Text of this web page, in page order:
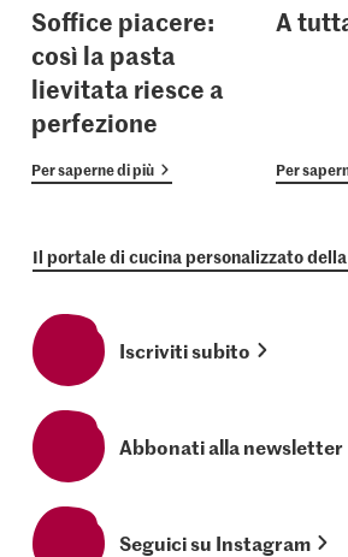
Soffice piacere:
così la pasta
lievitata riesce a
perfezione
Per saperne di più
A
Per
Il portale di cucina personalizzato
Iscriviti subito
Abbonati alla newsletter
Seguici su Instagram